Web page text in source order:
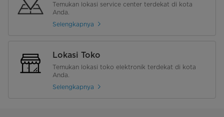
Temukan lokasi service center terdekat di kota
Anda.
Selengkapnya
Lokasi Toko
Temukan lokasi toko elektronik terdekat di kota
Anda.
Selengkapnya